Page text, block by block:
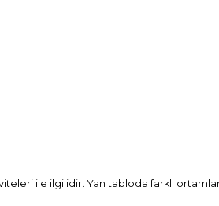
ile ilgilidir. Yan tabloda farklı